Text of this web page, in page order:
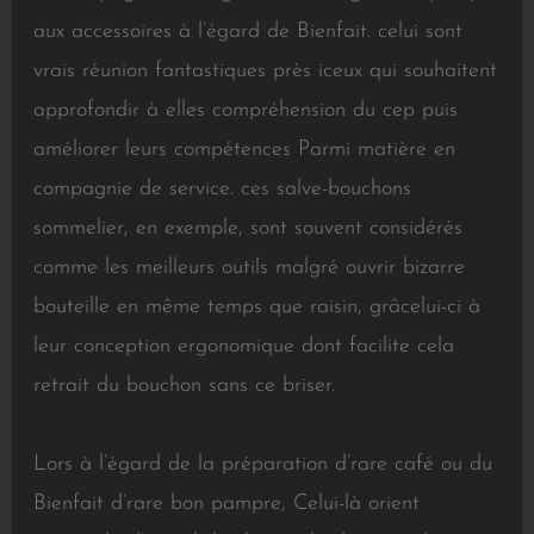
aux accessoires à l’égard de Bienfait. celui sont
vrais réunion fantastiques près iceux qui souhaitent
approfondir à elles compréhension du cep puis
améliorer leurs compétences Parmi matière en
compagnie de service. ces salve-bouchons
sommelier, en exemple, sont souvent considérés
comme les meilleurs outils malgré ouvrir bizarre
bouteille en même temps que raisin, grâcelui-ci à
leur conception ergonomique dont facilite cela
retrait du bouchon sans ce briser.
Lors à l’égard de la préparation d’rare café ou du
Bienfait d’rare bon pampre, Celui-là orient